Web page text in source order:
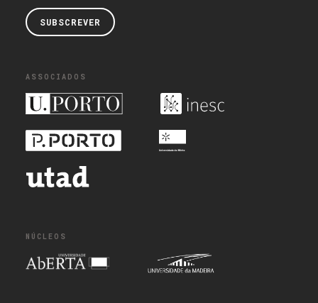
SUBSCREVER
ASSOCIADOS
NÚCLEOS